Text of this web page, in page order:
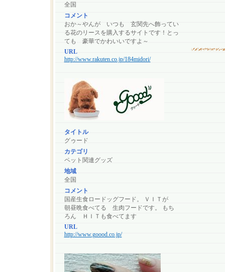
全国
コメント
おか～やんが いつも 玄関先へ飾ってい
る花のリースを購入するサイトです！とっ
ても 豪華でかわいいですよ～
URL
http://www.rakuten.co.jp/184midori/
タイトル
グゥード
カテゴリ
ペット関連グッズ
地域
全国
コメント
国産生食ロードッグフード。 ＶＩＴが
朝昼晩食べてる 生肉フードです。 もち
ろん ＨＩＴも食べてます
URL
http://www.goood.co.jp/